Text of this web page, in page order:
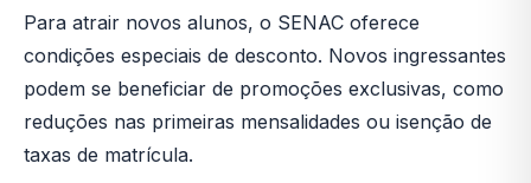
Para atrair novos alunos, o SENAC oferece
condições especiais de desconto. Novos ingressantes
podem se beneficiar de promoções exclusivas, como
reduções nas primeiras mensalidades ou isenção de
taxas de matrícula.